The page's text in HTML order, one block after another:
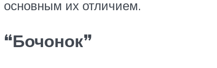
основным их отличием.
“Бочонок”